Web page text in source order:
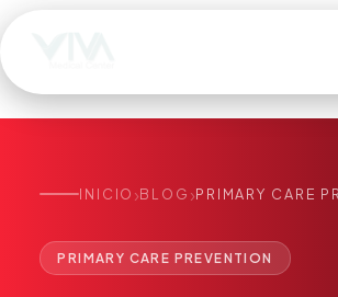
RESERVAR CITA
+1 305 209 0001
INICIO ›BLOG ›PRIMARY CARE
PRIMARY CARE PREVENTION